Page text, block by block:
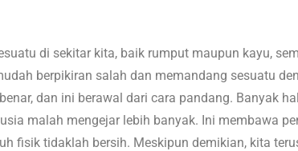
di sekitar kita, baik rumput maupun kayu,
berpikiran salah dan memandang sesuatu
dan ini berawal dari cara pandang. Banyak
malah mengejar lebih banyak. Ini membawa
fisik tidaklah bersih. Meskipun demikian, kita